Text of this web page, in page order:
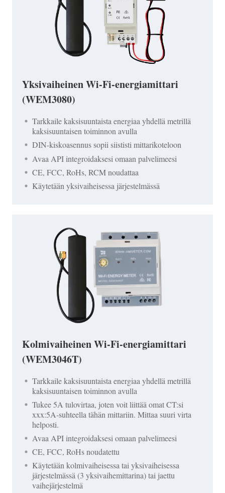
Yksivaiheinen Wi-Fi-energiamittari
(WEM3080)
Tarkkaile kaksisuuntaista energiaa yhdellä metrillä
kaksisuuntaisen toiminnon avulla
DIN-kiskoasennus sopii siististi mittarikoteloon
Avaa API integroidaksesi omaan palvelimeesi
CE, FCC, RoHs, RCM noudattaa
Käytetään yksivaiheisessa järjestelmässä
Kolmivaiheinen Wi-Fi-energiamittari
(WEM3046T)
Tarkkaile kaksisuuntaista energiaa yhdellä metrillä
kaksisuuntaisen toiminnon avulla
Tukee 5A tulovirtaa, joten voit liittää omat CT:si
xxx:5A-suhteella tähän mittariin. Mittaa suuri virta
helposti.
Avaa API integroidaksesi omaan palvelimeesi
CE, FCC, RoHs noudatettu
Käytetään kolmivaiheisessa tai yksivaiheisessa
järjestelmässä (3 yksivaihemittarina) tai jaettu
vaihejärjestelmä